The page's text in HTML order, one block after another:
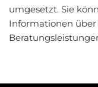
umgesetzt. Sie
Informationen